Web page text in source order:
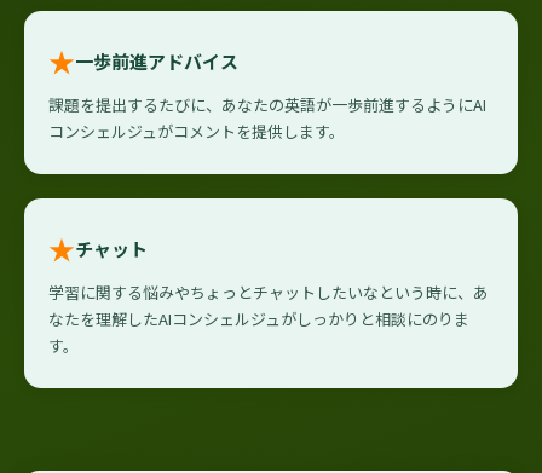
★一歩前進アドバイス
課題を提出するたびに、あなたの英語が一歩前進するようにAI
コンシェルジュがコメントを提供します。
★チャット
学習に関する悩みやちょっとチャットしたいなという時に、あ
なたを理解したAIコンシェルジュがしっかりと相談にのりま
す。